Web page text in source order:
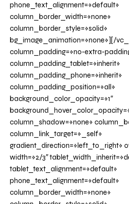
phone_text_alignment=»default»
column_border_width=»none»
column_border_style=»solid»
bg_image_animation=»none»][/
column_padding=»no-extra-
column_padding_tablet=»inherit»
column_padding_phone=»inherit»
column_padding_position=»all»
background_color_opacity=»1″
column_shadow=»none»
column_link_target=»_self»
gradient_direction=»left_to_right»
width=»2/3″
tablet_text_alignment=»default»
phone_text_alignment=»default»
column_border_width=»none»